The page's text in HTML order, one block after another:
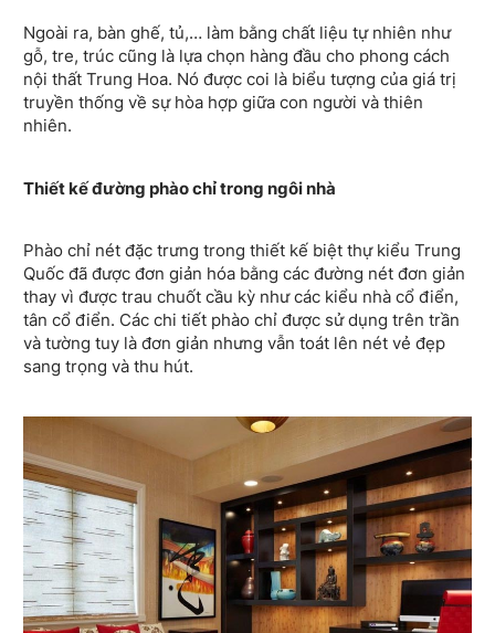
Ngoài ra, bàn ghế, tủ,… làm bằng chất liệu tự nhiên như
gỗ, tre, trúc cũng là lựa chọn hàng đầu cho phong cách
nội thất Trung Hoa. Nó được coi là biểu tượng của giá trị
truyền thống về sự hòa hợp giữa con người và thiên
nhiên.
Thiết kế đường phào chỉ trong ngôi nhà
Phào chỉ nét đặc trưng trong thiết kế biệt thự kiểu Trung
Quốc đã được đơn giản hóa bằng các đường nét đơn giản
thay vì được trau chuốt cầu kỳ như các kiểu nhà cổ điển,
tân cổ điển. Các chi tiết phào chỉ được sử dụng trên trần
và tường tuy là đơn giản nhưng vẫn toát lên nét vẻ đẹp
sang trọng và thu hút.